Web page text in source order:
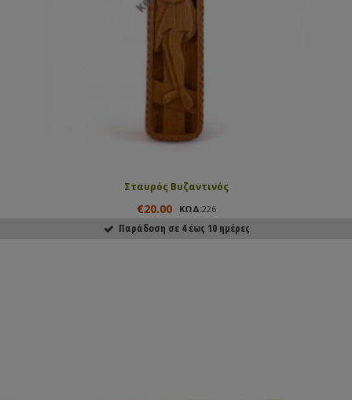
Σταυρός Βυζαντινός
€20.00 ΚΩΔ:226
Παράδοση σε 4 έως 10 ημέρες